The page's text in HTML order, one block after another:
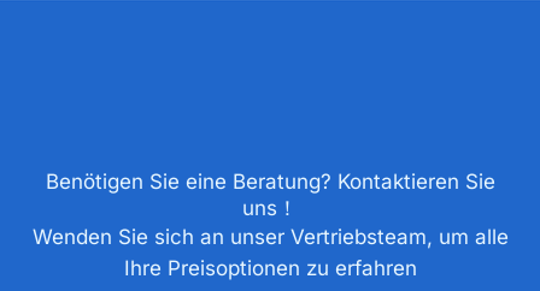
Benötigen Sie eine Beratung? Kontaktieren Sie
uns！
Wenden Sie sich an unser Vertriebsteam, um alle
Ihre Preisoptionen zu erfahren